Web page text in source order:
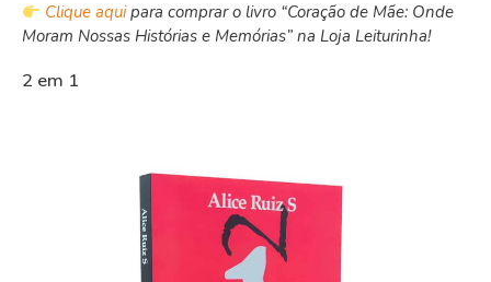
Clique aquipara comprar o livro “Coração de Mãe: Onde
Moram Nossas Histórias e Memórias” na Loja Leiturinha!
2 em 1